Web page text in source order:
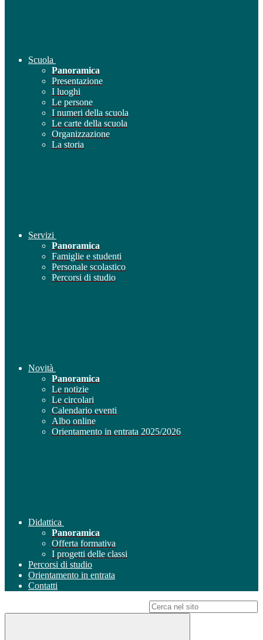
Scuola
Panoramica
Presentazione
I luoghi
Le persone
I numeri della scuola
Le carte della scuola
Organizzazione
La storia
Servizi
Panoramica
Famiglie e studenti
Personale scolastico
Percorsi di studio
Novità
Panoramica
Le notizie
Le circolari
Calendario eventi
Albo online
Orientamento in entrata 2025/2026
Didattica
Panoramica
Offerta formativa
I progetti delle classi
Percorsi di studio
Orientamento in entrata
Contatti